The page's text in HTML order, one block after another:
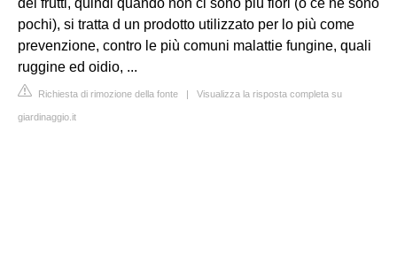
dei frutti, quindi quando non ci sono più fiori (o ce ne sono
pochi), si tratta d un prodotto utilizzato per lo più come
prevenzione, contro le più comuni malattie fungine, quali
ruggine ed oidio, ...
Richiesta di rimozione della fonte | Visualizza la risposta completa su
giardinaggio.it